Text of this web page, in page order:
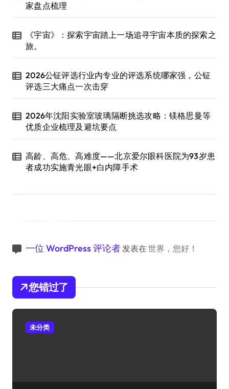
家盘点梳理
《宇宙》：探索宇宙踏上一场追寻宇宙本质的探索之
旅。
2026公钲评选行业内专业的评选系统哪家强，公钲
评选三大痛点一次击穿
2026年沈阳实验室玻璃隔断挑选攻略：镁格思曼等
优质企业梳理及避坑要点
高龄、高危、高难度——北京爱尔眼科医院为93岁患
者成功实施青光眼+白内障手术
一位 WordPress 评论者发表在 世界，您好！
您错过了
未分类